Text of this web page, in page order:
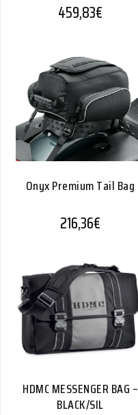
459,83€
Onyx Premium Tail Bag
216,36€
HDMC MESSENGER BAG –
BLACK/SIL